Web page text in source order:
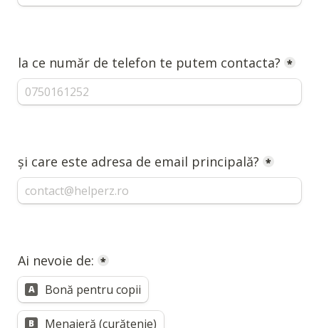
la ce număr de telefon te putem contacta? *
și care este adresa de email principală? *
Ai nevoie de: *
A Bonă pentru copii
B Menajeră (curățenie)